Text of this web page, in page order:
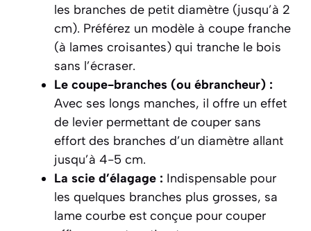
les branches de petit diamètre (jusqu’à 2
cm). Préférez un modèle à coupe franche
(à lames croisantes) qui tranche le bois
sans l’écraser.
Le coupe-branches (ou ébrancheur) :
Avec ses longs manches, il offre un effet
de levier permettant de couper sans
effort des branches d’un diamètre allant
jusqu’à 4-5 cm.
La scie d’élagage : Indispensable pour
les quelques branches plus grosses, sa
lame courbe est conçue pour couper